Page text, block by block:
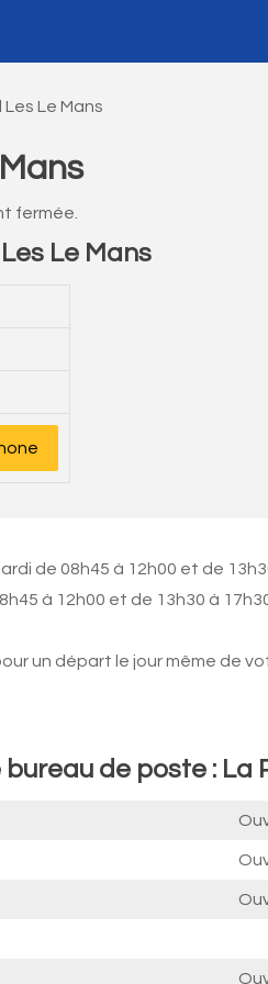
Le Mans
fermée.
Le Mans
de 08h45 à 12h00 et de
à 12h00 et de 13h30 à
un départ le jour même de
de poste : La